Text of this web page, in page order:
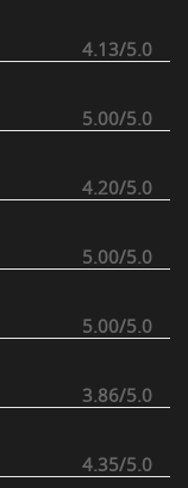
4.13/5.0
5.00/5.0
4.20/5.0
5.00/5.0
5.00/5.0
3.86/5.0
4.35/5.0